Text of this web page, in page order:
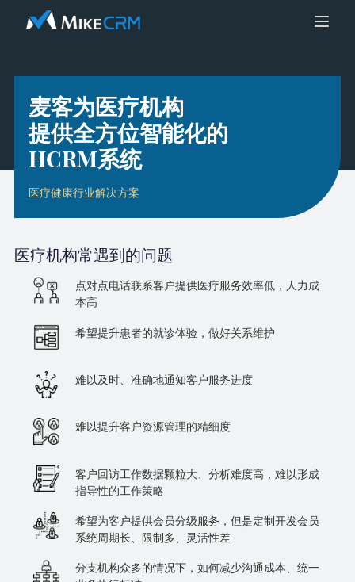
麦客为医疗机构
提供全方位智能化的
HCRM系统
医疗健康行业解决方案
医疗机构常遇到的问题
点对点电话联系客户提供医疗服务效率低，人力成
本高
希望提升患者的就诊体验，做好关系维护
难以及时、准确地通知客户服务进度
难以提升客户资源管理的精细度
客户回访工作数据颗粒大、分析难度高，难以形成
指导性的工作策略
希望为客户提供会员分级服务，但是定制开发会员
系统周期长、限制多、灵活性差
分支机构众多的情况下，如何减少沟通成本、统一